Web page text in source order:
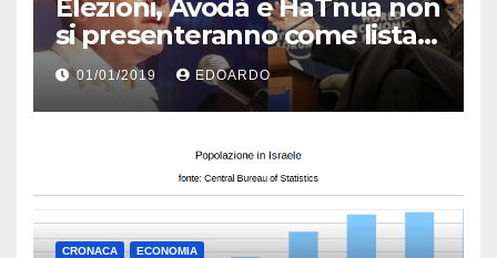
Elezioni, Avodà e HaTnua non
si presenteranno come lista
unica
01/01/2019 EDOARDO
CRONACA ECONOMIA